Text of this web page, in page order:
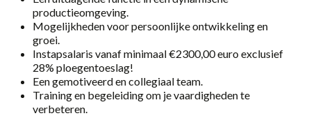
productieomgeving.
Mogelijkheden voor persoonlijke ontwikkeling en
groei.
Instapsalaris vanaf minimaal €2300,00 euro exclusief
28% ploegentoeslag!
Een gemotiveerd en collegiaal team.
Training en begeleiding om je vaardigheden te
verbeteren.
Elst
Gorinchem
Harderwijk
Heerde